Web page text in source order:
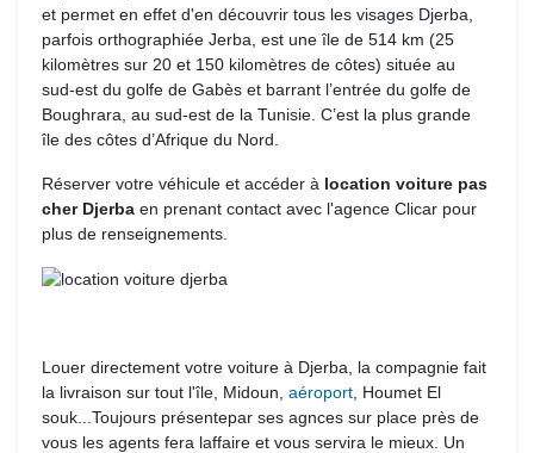
et permet en effet d'en découvrir tous les visages Djerba,
parfois orthographiée Jerba, est une île de 514 km (25
kilomètres sur 20 et 150 kilomètres de côtes) située au
sud-est du golfe de Gabès et barrant l’entrée du golfe de
Boughrara, au sud-est de la Tunisie. C’est la plus grande
île des côtes d’Afrique du Nord.
Réserver votre véhicule et accéder à location voiture pas
cher Djerba en prenant contact avec l'agence Clicar pour
plus de renseignements.
Louer directement votre voiture à Djerba, la compagnie fait
la livraison sur tout l'île, Midoun, aéroport , Houmet El
souk...Toujours présentepar ses agnces sur place près de
vous les agents fera laffaire et vous servira le mieux. Un